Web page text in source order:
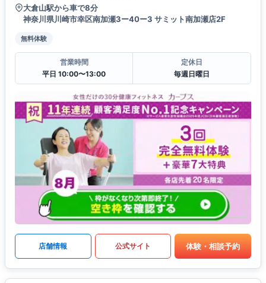
大倉山駅から車で8分
神奈川県川崎市幸区南加瀬3ー40ー3 サミット南加瀬店2F
無料体験
営業時間
平日 10:00〜13:00
定休日
毎週日曜日
店舗情報 公式サイト 体験・相談予約